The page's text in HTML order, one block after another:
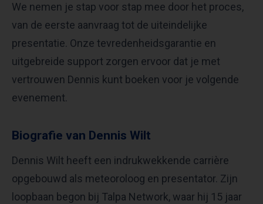
We nemen je stap voor stap mee door het proces,
van de eerste aanvraag tot de uiteindelijke
presentatie. Onze tevredenheidsgarantie en
uitgebreide support zorgen ervoor dat je met
vertrouwen Dennis kunt boeken voor je volgende
evenement.
Biografie van Dennis Wilt
Dennis Wilt heeft een indrukwekkende carrière
opgebouwd als meteoroloog en presentator. Zijn
loopbaan begon bij Talpa Network, waar hij 15 jaar